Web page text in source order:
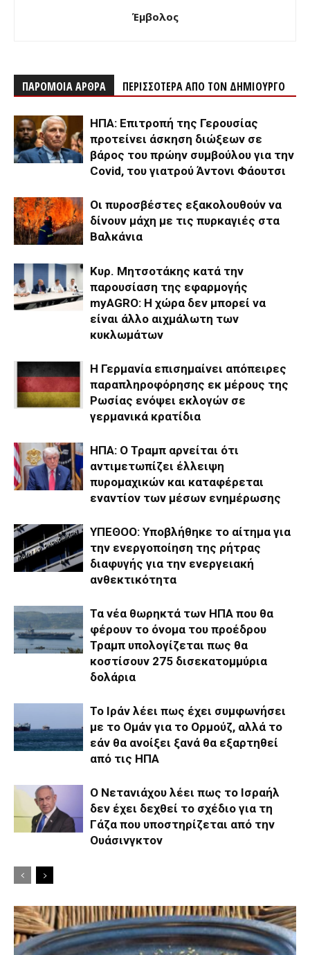
Έμβολος
ΠΑΡΟΜΟΙΑ ΑΡΘΡΑ ΠΕΡΙΣΣΟΤΕΡΑ ΑΠΟ ΤΟΝ ΔΗΜΙΟΥΡΓΟ
ΗΠΑ: Επιτροπή της Γερουσίας
προτείνει άσκηση διώξεων σε
βάρος του πρώην συμβούλου για την
Covid, του γιατρού Άντονι Φάουτσι
Οι πυροσβέστες εξακολουθούν να
δίνουν μάχη με τις πυρκαγιές στα
Βαλκάνια
Κυρ. Μητσοτάκης κατά την
παρουσίαση της εφαρμογής
myAGRO: Η χώρα δεν μπορεί να
είναι άλλο αιχμάλωτη των
κυκλωμάτων
Η Γερμανία επισημαίνει απόπειρες
παραπληροφόρησης εκ μέρους της
Ρωσίας ενόψει εκλογών σε
γερμανικά κρατίδια
ΗΠΑ: Ο Τραμπ αρνείται ότι
αντιμετωπίζει έλλειψη
πυρομαχικών και καταφέρεται
εναντίον των μέσων ενημέρωσης
ΥΠΕΘΟΟ: Υποβλήθηκε το αίτημα για
την ενεργοποίηση της ρήτρας
διαφυγής για την ενεργειακή
ανθεκτικότητα
Τα νέα θωρηκτά των ΗΠΑ που θα
φέρουν το όνομα του προέδρου
Τραμπ υπολογίζεται πως θα
κοστίσουν 275 δισεκατομμύρια
δολάρια
Το Ιράν λέει πως έχει συμφωνήσει
με το Ομάν για το Ορμούζ, αλλά το
εάν θα ανοίξει ξανά θα εξαρτηθεί
από τις ΗΠΑ
Ο Νετανιάχου λέει πως το Ισραήλ
δεν έχει δεχθεί το σχέδιο για τη
Γάζα που υποστηρίζεται από την
Ουάσινγκτον